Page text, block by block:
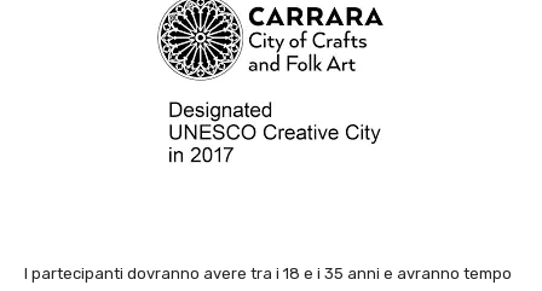
I partecipanti dovranno avere tra i 18 e i 35 anni e avranno tempo